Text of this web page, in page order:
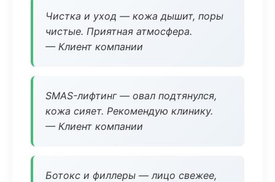
Чистка и уход — кожа дышит, поры
чистые. Приятная атмосфера.
— Клиент компании
SMAS-лифтинг — овал подтянулся,
кожа сияет. Рекомендую клинику.
— Клиент компании
Ботокс и филлеры — лицо свежее,